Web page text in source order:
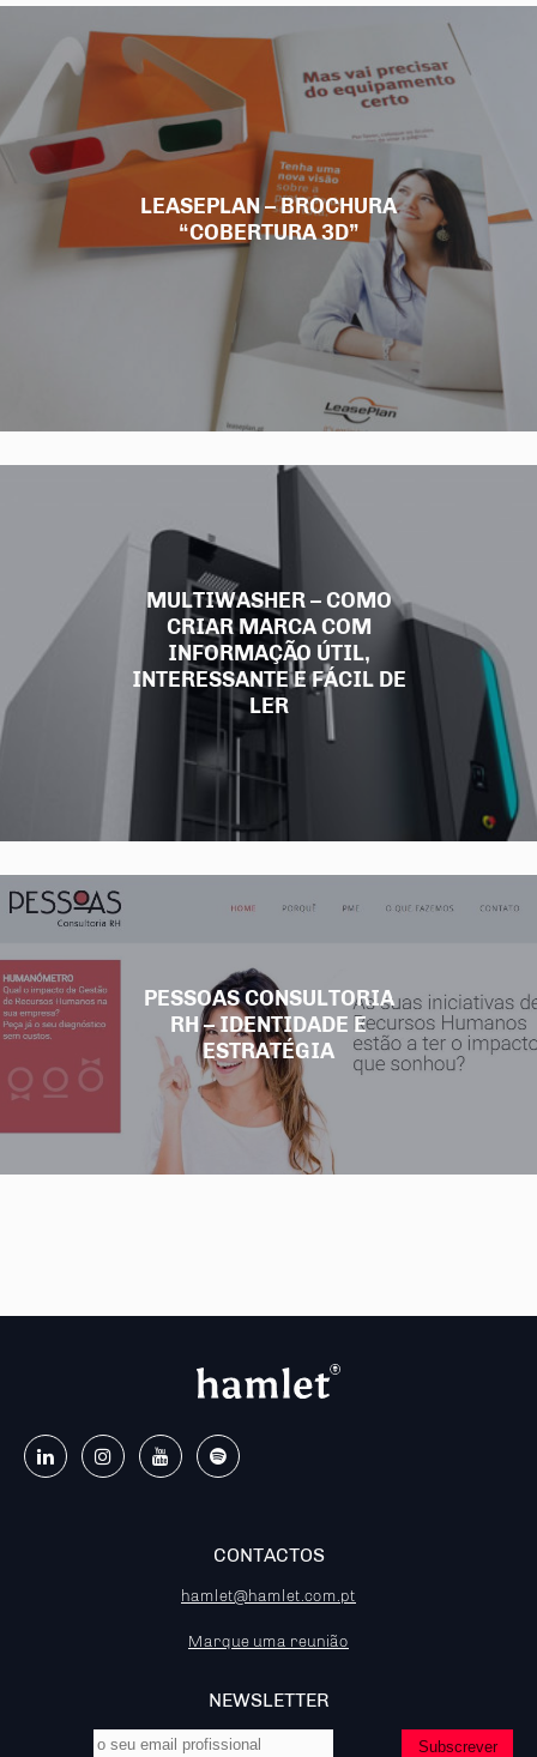
LEASEPLAN – BROCHURA
“COBERTURA 3D”
MULTIWASHER – COMO
CRIAR MARCA COM
INFORMAÇÃO ÚTIL,
INTERESSANTE E FÁCIL DE
LER
PESSOAS CONSULTORIA
RH – IDENTIDADE E
ESTRATÉGIA
CONTACTOS
hamlet@hamlet.com.pt
Marque uma reunião
NEWSLETTER